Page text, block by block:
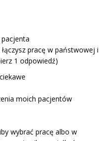
pracę w państwowej i
1 odpowiedź)
moich pacjentów
wybrać pracę albo w